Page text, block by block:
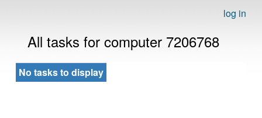
log in
All tasks for computer 7206768
No tasks to display